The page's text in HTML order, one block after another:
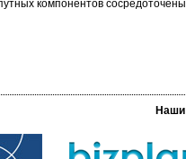
компонентов
Наши